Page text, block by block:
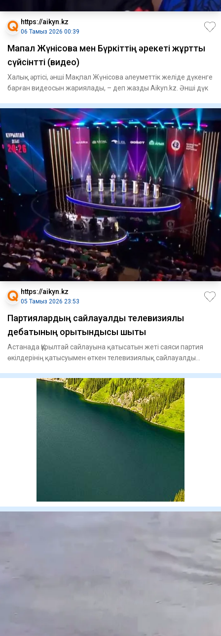
https://aikyn.kz
06 Тамыз 2026 00:39
Мақпал Жүнісова мен Бүркіттің әрекеті жұртты
сүйсінтті (видео)
Халық әртісі, әнші Мақпал Жүнісова әлеуметтік желіде дүкенге
барған видеосын жариялады, – деп жазды Aikyn.kz. Әнші дүк
https://aikyn.kz
05 Тамыз 2026 23:53
Партиялардың сайлауалды телевизиялық
дебатының қорытындысы шықты
Астанада Құрылтай сайлауына қатысатын жеті саяси партия
өкілдерінің қатысуымен өткен телевизиялық сайлауалды